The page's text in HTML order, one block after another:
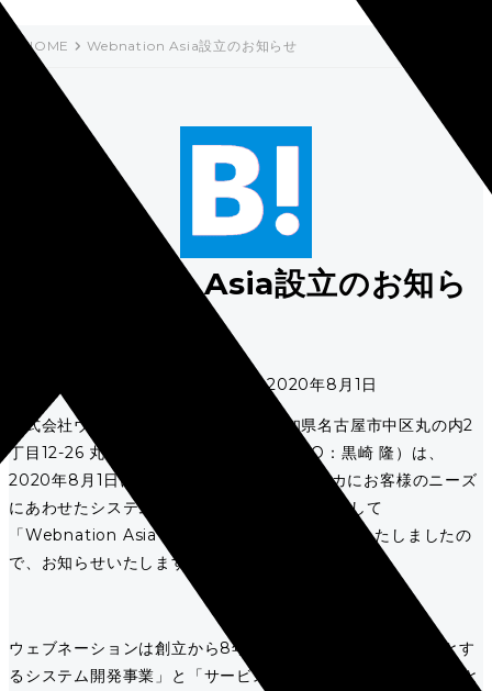
HOME Webnation Asia設立のお知らせ
Webnation Asia設立のお知ら
投稿日：2020年8月1日 / 更新日：2020年8月1日
株式会社ウェブネーション（本社：愛知県名古屋市中区丸の内2
丁目12-26 丸の内セントラルビル5F、CEO：黒崎 隆）は、
2020年8月1日にバングラデシュの首都ダッカにお客様のニーズ
にあわせたシステム開発に特化する海外拠点として
「Webnation Asia Corp, Ltd.」を新たに設立いたしましたの
で、お知らせいたします。
ウェブネーションは創立から8年を迎え、「受託開発を主体とす
るシステム開発事業」と「サービスのコンサルティングを主体と